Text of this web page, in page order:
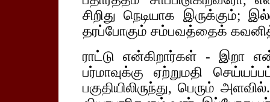
சிறிது நெடியாக இருக்கும்;
தரப்போகும் சம்பவத்தைக்
ராட்டு என்கிறார்கள் - இறா
பர்மாவுக்கு ஏற்றுமதி
பகுதியிலிருந்து, பெரும்